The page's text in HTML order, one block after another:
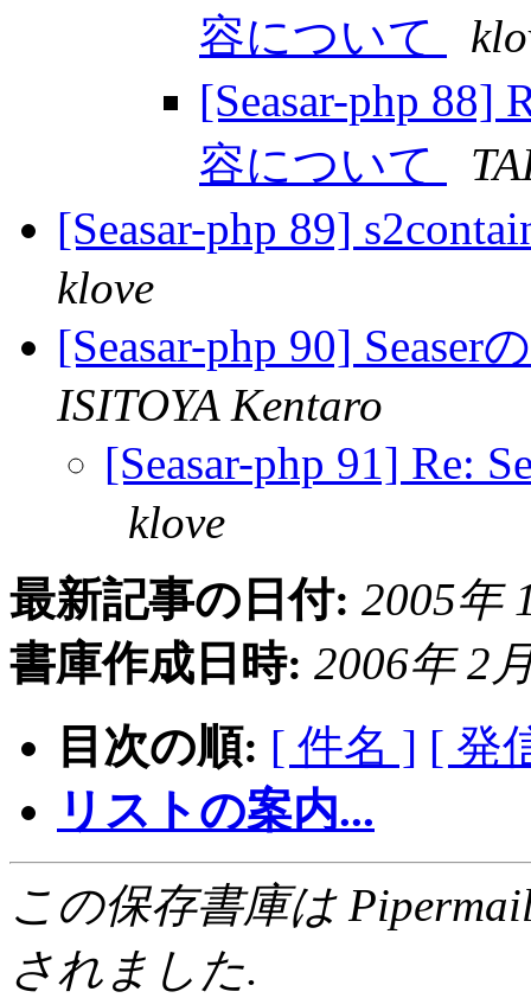
容について
[Seasar-php
容について
[Seasar-php 89]
klove
[Seasar-php 90]
ISITOYA Kentaro
[Seasar-php 91] Re:
klove
最新記事の日付: 2005年
書庫作成日時: 2006年 2
目次の順: [ 件名 ] [ 発
リストの案内...
この保存書庫は
されました.